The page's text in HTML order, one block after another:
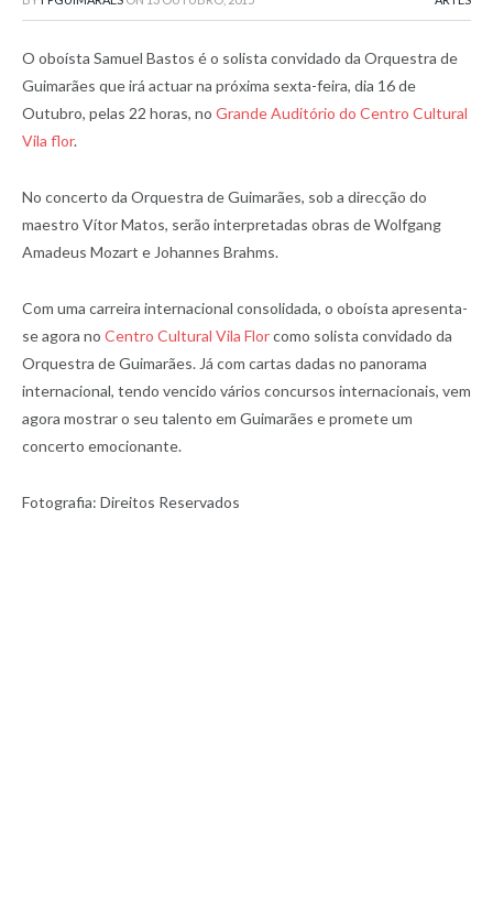
O oboísta Samuel Bastos é o solista convidado da Orquestra de
Guimarães que irá actuar na próxima sexta-feira, dia 16 de
Outubro, pelas 22 horas, no Grande Auditório do Centro Cultural
Vila flor.
No concerto da Orquestra de Guimarães, sob a direcção do
maestro Vítor Matos, serão interpretadas obras de Wolfgang
Amadeus Mozart e Johannes Brahms.
Com uma carreira internacional consolidada, o oboísta apresenta-
se agora no Centro Cultural Vila Florcomo solista convidado da
Orquestra de Guimarães. Já com cartas dadas no panorama
internacional, tendo vencido vários concursos internacionais, vem
agora mostrar o seu talento em Guimarães e promete um
concerto emocionante.
Fotografia: Direitos Reservados